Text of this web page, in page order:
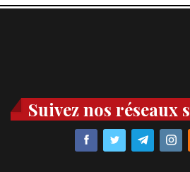
Suivez nos réseaux